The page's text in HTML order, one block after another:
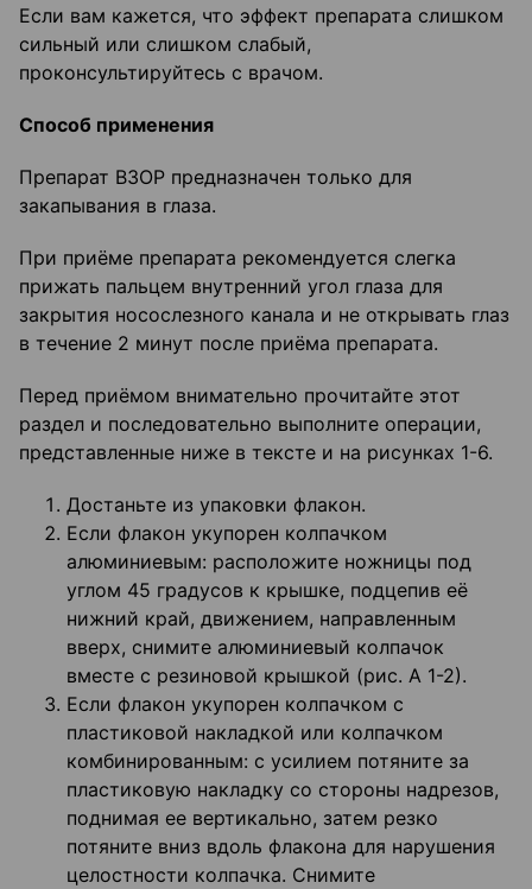
Если вам кажется, что эффект препарата слишком
сильный или слишком слабый,
проконсультируйтесь с врачом.
Способ применения
Препарат ВЗОР предназначен только для
закапывания в глаза.
При приёме препарата рекомендуется слегка
прижать пальцем внутренний угол глаза для
закрытия носослезного канала и не открывать глаз
в течение 2 минут после приёма препарата.
Перед приёмом внимательно прочитайте этот
раздел и последовательно выполните операции,
представленные ниже в тексте и на рисунках 1-6.
Достаньте из упаковки флакон.
Если флакон укупорен колпачком
алюминиевым: расположите ножницы под
углом 45 градусов к крышке, подцепив её
нижний край, движением, направленным
вверх, снимите алюминиевый колпачок
вместе с резиновой крышкой (рис. А 1-2).
Если флакон укупорен колпачком с
пластиковой накладкой или колпачком
комбинированным: с усилием потяните за
пластиковую накладку со стороны надрезов,
поднимая ее вертикально, затем резко
потяните вниз вдоль флакона для нарушения
целостности колпачка. Снимите